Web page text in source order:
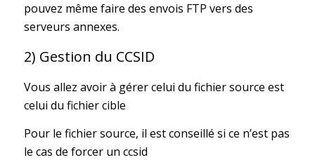
pouvez même faire des envois FTP vers des
serveurs annexes.
2) Gestion du CCSID
Vous allez avoir à gérer celui du fichier source est
celui du fichier cible
Pour le fichier source, il est conseillé si ce n’est pas
le cas de forcer un ccsid